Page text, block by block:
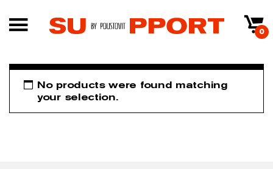
0
No products were found matching
your selection.